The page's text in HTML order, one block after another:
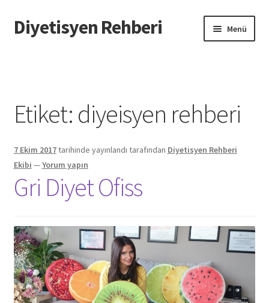
Dolaşıma
geç
İçeriğe
geç
Diyetisyen Rehberi Menü
Hata Bildir
iletişim
Sayfamı Düzenlemek İstiyorum
Formu doldurun biz sayfanızı oluşturalım
Etiket: diyeisyen rehberi
7 Ekim 2017tarihinde yayınlandı tarafından Diyetisyen Rehberi
Ekibi —Yorum yapın
Gri Diyet Ofiss